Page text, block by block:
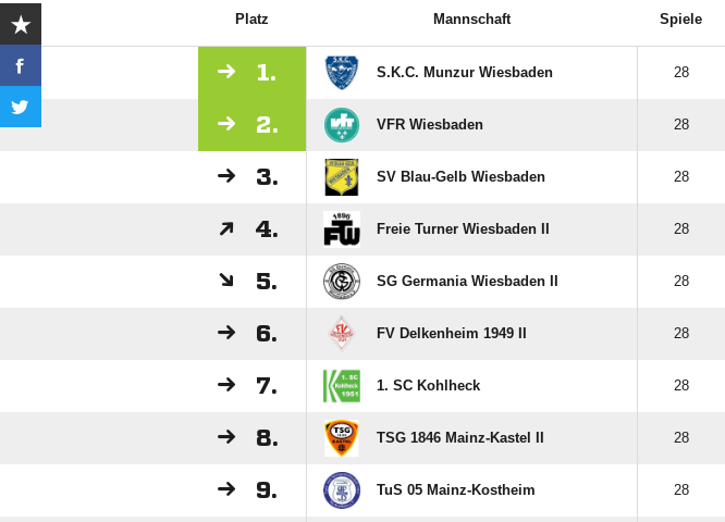
Platz Mannschaft Spiele
1. S.K.C. Munzur Wiesbaden 28
2. VFR Wiesbaden 28
3. SV Blau-Gelb Wiesbaden 28
4. Freie Turner Wiesbaden II 28
5. SG Germania Wiesbaden II 28
6. FV Delkenheim 1949 II 28
7. 1. SC Kohlheck 28
8. TSG 1846 Mainz-Kastel II 28
9. TuS 05 Mainz-Kostheim 28